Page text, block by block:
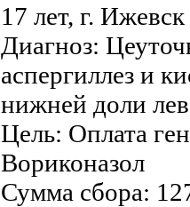
17 лет, г. Ижевск
Диагноз:
аспергиллез и
нижней доли
Цель: Оплата
Вориконазол
Сумма сбора: